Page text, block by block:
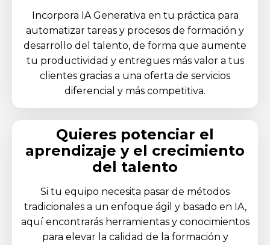
Incorpora IA Generativa en tu práctica para
automatizar tareas y procesos de formación y
desarrollo del talento, de forma que aumente
tu productividad y entregues más valor a tus
clientes gracias a una oferta de servicios
diferencial y más competitiva.
Quieres potenciar el
aprendizaje y el crecimiento
del talento
Si tu equipo necesita pasar de métodos
tradicionales a un enfoque ágil y basado en IA,
aquí encontrarás herramientas y conocimientos
para elevar la calidad de la formación y